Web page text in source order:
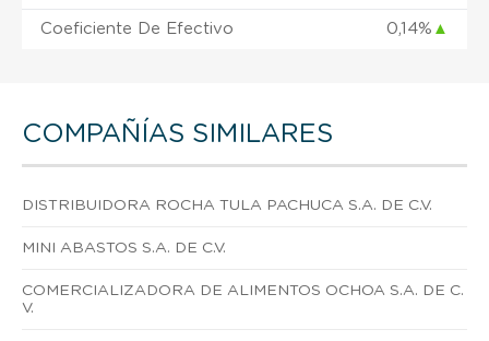
Coeficiente De Efectivo 0,14% ▲
COMPAÑÍAS SIMILARES
DISTRIBUIDORA ROCHA TULA PACHUCA S.A. DE C.V.
MINI ABASTOS S.A. DE C.V.
COMERCIALIZADORA DE ALIMENTOS OCHOA S.A. DE C.
V.